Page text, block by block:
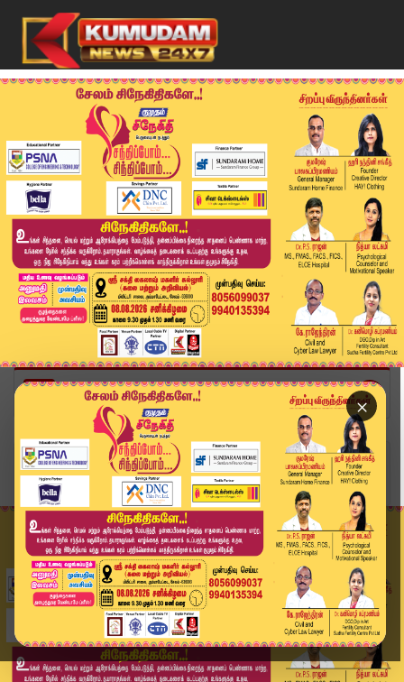
×
Home
வீடியோ ஸ்டோரி
கம்யூ. கவுன்சிலர் - திமுக கவுன்சிலர் இடையே வாக்...